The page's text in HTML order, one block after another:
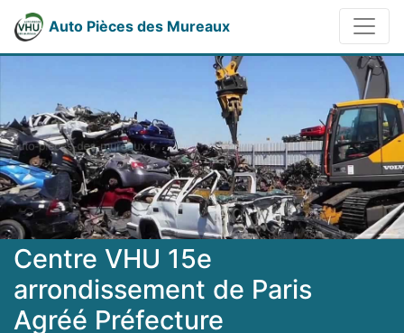
Auto Pièces des Mureaux
Centre VHU 15e
arrondissement de Paris
Agréé Préfecture